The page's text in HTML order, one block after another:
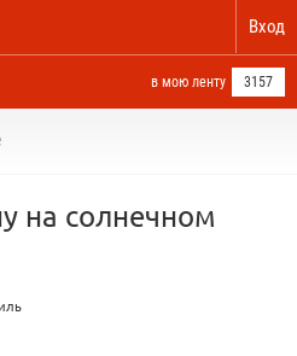
Вход
в мою ленту 3157
на солнечном